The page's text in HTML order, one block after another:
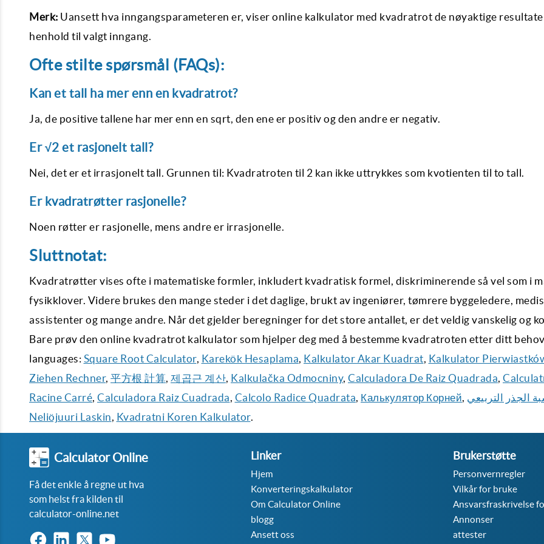
Merk: Uansett hva inngangsparameteren er, viser online kalkulator med kvadratrot de nøyaktige
henhold til valgt inngang.
Ofte stilte spørsmål (FAQs):
Kan et tall ha mer enn en kvadratrot?
Ja, de positive tallene har mer enn en sqrt, den ene er positiv og den andre er negativ.
Er √2 et rasjonelt tall?
Nei, det er et irrasjonelt tall. Grunnen til: Kvadratroten til 2 kan ikke uttrykkes som kvotienten til to tall.
Er kvadratrøtter rasjonelle?
Noen røtter er rasjonelle, mens andre er irrasjonelle.
Sluttnotat:
Kvadratrøtter vises ofte i matematiske formler, inkludert kvadratisk formel, diskriminerende så vel som i
fysikklover. Videre brukes den mange steder i det daglige, brukt av ingeniører, tømrere byggeledere,
assistenter og mange andre. Når det gjelder beregninger for det store antallet, er det veldig vanskelig og
Bare prøv den online kvadratrot kalkulator som hjelper deg med å bestemme kvadratroten etter ditt
languages: Square Root Calculator, Karekök Hesaplama, Kalkulator Akar Kuadrat, Kalkulator
Ziehen Rechner, 平方根 計算, 제곱근 계산, Kalkulačka Odmocniny, Calculadora De Raiz Quadrada,
Racine Carré, Calculadora Raiz Cuadrada, Calcolo Radice Quadrata, Калькулятор Корней, الجذر التربيعي
Neliöjuuri Laskin, Kvadratni Koren Kalkulator.
Calculator Online
Få det enkle å regne ut hva
som helst fra kilden til
calculator-online.net
Linker
Hjem
Konverteringskalkulator
Om Calculator Online
blogg
Ansett oss
Brukerstøtte
Personvernregler
Vilkår for bruke
Ansvarsfraskrivelse
Annonser
attester